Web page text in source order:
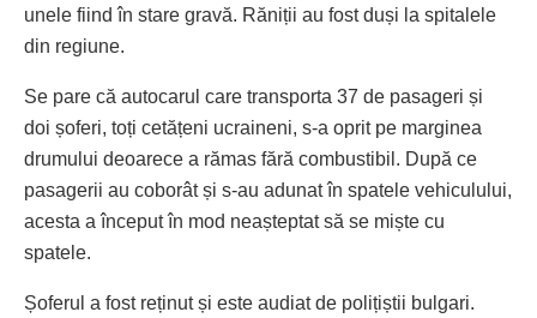
unele fiind în stare gravă. Răniții au fost duși la spitalele
din regiune.
Se pare că autocarul care transporta 37 de pasageri și
doi șoferi, toți cetățeni ucraineni, s-a oprit pe marginea
drumului deoarece a rămas fără combustibil. După ce
pasagerii au coborât și s-au adunat în spatele vehiculului,
acesta a început în mod neașteptat să se miște cu
spatele.
Șoferul a fost reținut și este audiat de polițiștii bulgari.